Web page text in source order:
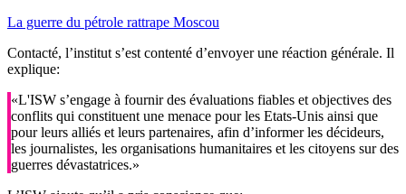
La guerre du pétrole rattrape Moscou
Contacté, l’institut s’est contenté d’envoyer une réaction générale. Il
explique:
«L'ISW s’engage à fournir des évaluations fiables et objectives des
conflits qui constituent une menace pour les Etats-Unis ainsi que
pour leurs alliés et leurs partenaires, afin d’informer les décideurs,
les journalistes, les organisations humanitaires et les citoyens sur des
guerres dévastatrices.»